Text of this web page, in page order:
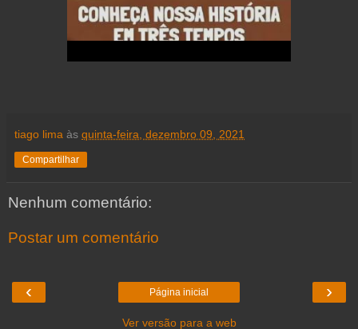
tiago lima às quinta-feira, dezembro 09, 2021
Compartilhar
Nenhum comentário:
Postar um comentário
‹ ›
Página inicial
Ver versão para a web